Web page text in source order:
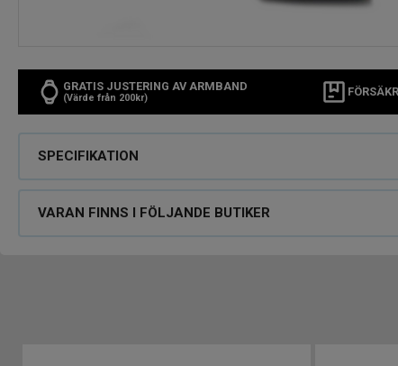
GRATIS JUSTERING AV ARMBAND
(Värde från 200kr)
SPECIFIKATION
VARAN FINNS I FÖLJANDE BUTIKER